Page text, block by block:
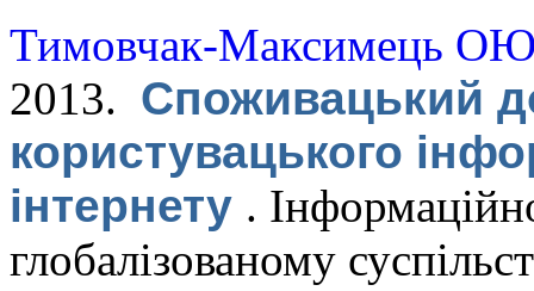
Тимовчак-Максимець
2013. Споживацький
користувацького
інтернету .
глобалізованому